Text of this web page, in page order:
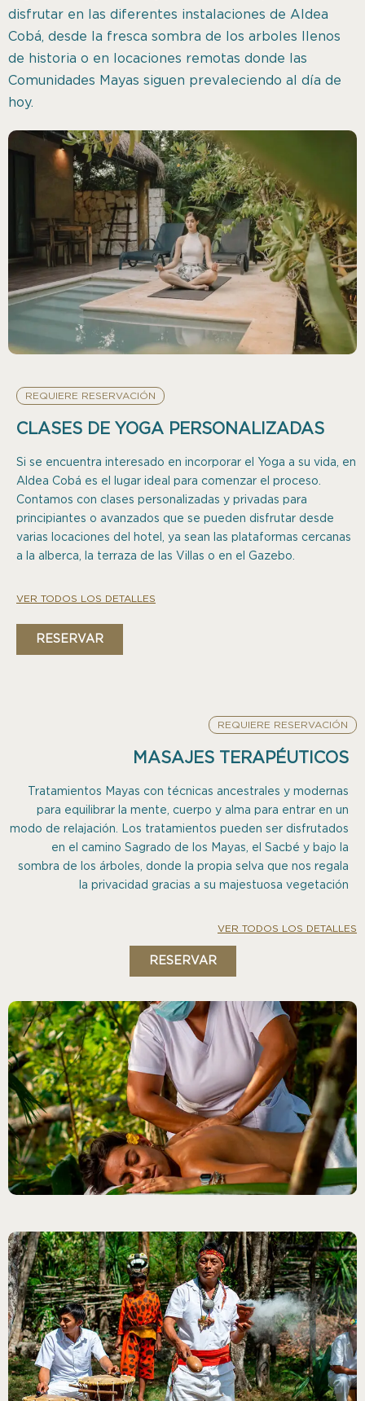
disfrutar en las diferentes instalaciones de Aldea
Cobá, desde la fresca sombra de los arboles llenos
de historia o en locaciones remotas donde las
Comunidades Mayas siguen prevaleciendo al día de
hoy.
REQUIERE RESERVACIÓN
CLASES DE YOGA PERSONALIZADAS
Si se encuentra interesado en incorporar el Yoga a su vida, en
Aldea Cobá es el lugar ideal para comenzar el proceso.
Contamos con clases personalizadas y privadas para
principiantes o avanzados que se pueden disfrutar desde
varias locaciones del hotel, ya sean las plataformas cercanas
a la alberca, la terraza de las Villas o en el Gazebo.
VER TODOS LOS DETALLES
RESERVAR
REQUIERE RESERVACIÓN
MASAJES TERAPÉUTICOS
Tratamientos Mayas con técnicas ancestrales y modernas
para equilibrar la mente, cuerpo y alma para entrar en un
modo de relajación. Los tratamientos pueden ser disfrutados
en el camino Sagrado de los Mayas, el Sacbé y bajo la
sombra de los árboles, donde la propia selva que nos regala
la privacidad gracias a su majestuosa vegetación
VER TODOS LOS DETALLES
RESERVAR